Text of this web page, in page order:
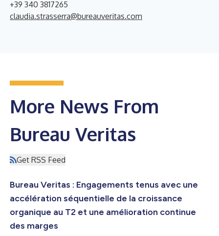
+39 340 3817265
claudia.strasserra@bureauveritas.com
More News From
Bureau Veritas
Get RSS Feed
Bureau Veritas : Engagements tenus avec une
accélération séquentielle de la croissance
organique au T2 et une amélioration continue
des marges